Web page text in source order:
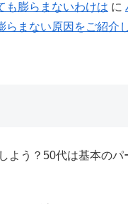
も膨らまないわけは に
らまない原因をご紹介
よう？50代は基本のパ